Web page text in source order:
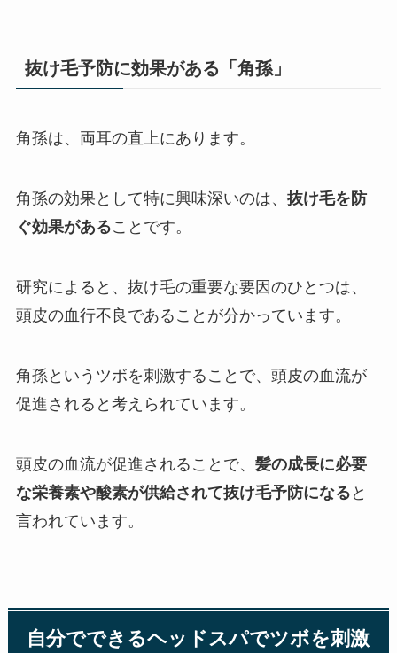
抜け毛予防に効果がある「角孫」
角孫は、両耳の直上にあります。
角孫の効果として特に興味深いのは、 抜け毛を防
ぐ効果があることです。
研究によると、抜け毛の重要な要因のひとつは、
頭皮の血行不良であることが分かっています。
角孫というツボを刺激することで、頭皮の血流が
促進されると考えられています。
頭皮の血流が促進されることで、 髪の成長に必要
な栄養素や酸素が供給されて抜け毛予防になる と
言われています。
自分でできるヘッドスパでツボを刺激